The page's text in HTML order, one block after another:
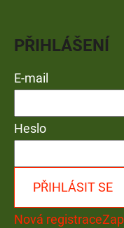
PŘIHLÁŠENÍ
E-mail
Heslo
PŘIHLÁSIT SE
Nová registrace